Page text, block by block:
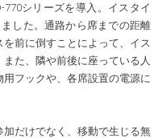
シリーズを導入。イスタイ
した。通路から席までの距離
前に倒すことによって、イス
た、隣や前後に座っている人
フックや、各席設置の電源に
だけでなく、移動で生じる無